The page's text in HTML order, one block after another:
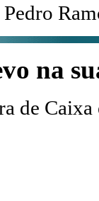
na
de